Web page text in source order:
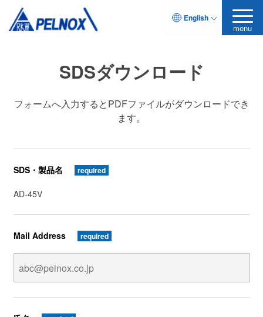
English
menu
SDSダウンロード
フォームへ入力するとPDFファイルがダウンロードでき
ます。
SDS・製品名 required
AD-45V
Mail Address required